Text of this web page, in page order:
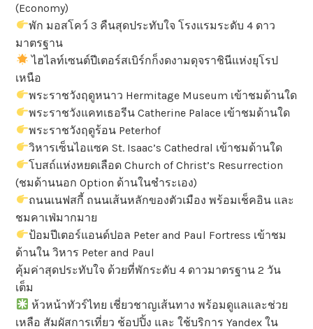
(Economy)
พัก มอสโคว์ 3 คืนสุดประทับใจ โรงแรมระดับ 4 ดาว
มาตรฐาน
ไฮไลท์เซนต์ปีเตอร์สเบิร์กก็งดงามดุจราชินีแห่งยุโรป
เหนือ
พระราชวังฤดูหนาว Hermitage Museum เข้าชมด้านใด
พระราชวังแคทเธอรีน Catherine Palace เข้าชมด้านใด
พระราชวังฤดูร้อน Peterhof
วิหารเซ็นไอแซค St. Isaac’s Cathedral เข้าชมด้านใด
โบสถ์แห่งหยดเลือด Church of Christ’s Resurrection
(ชมด้านนอก Option ด้านในชำระเอง)
ถนนเนฟสกี้ ถนนเส้นหลักของตัวเมือง พร้อมเช็คอิน และ
ชมคาเฟ่มากมาย
ป้อมปีเตอร์แอนด์ปอล Peter and Paul Fortress เข้าชม
ด้านใน วิหาร Peter and Paul
คุ้มค่าสุดประทับใจ ด้วยที่พักระดับ 4 ดาวมาตรฐาน 2 วัน
เต็ม
ห้วหน้าทัวร์ไทย เชี่ยวชาญเส้นทาง พร้อมดูแลและช่วย
เหลือ สัมผัสการเที่ยว ช้อปปิ้ง และ ใช้บริการ Yandex ใน